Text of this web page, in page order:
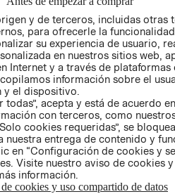
CON
- RETIRO EN
TIENDA
TÉRMINOS Y
CONDICIONES
PRIVACIDAD
GIFT CARD
AVISO DE
COOKIES
y de terceros, incluidas otras
para ofrecerle la
su experiencia de usuario,
en nuestros sitios web,
Internet y a través de plataformas
información sobre el
y el dispositivo.
todas”, acepta y está de acuerdo
con terceros, como
cookies requeridas”, se
nuestra entrega de contenido y
en “Configuración de cookies y
Visite nuestro aviso de cookies
información.
cookies y uso compartido de datos